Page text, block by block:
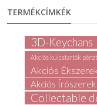
TERMÉKCÍMKÉK
3D-Keychans
Akciós kulcstartók
Akciós
Akciós
Collectable